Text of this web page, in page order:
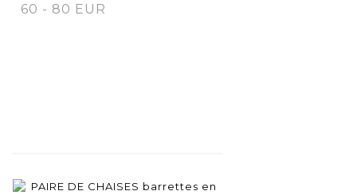
60 - 80 EUR